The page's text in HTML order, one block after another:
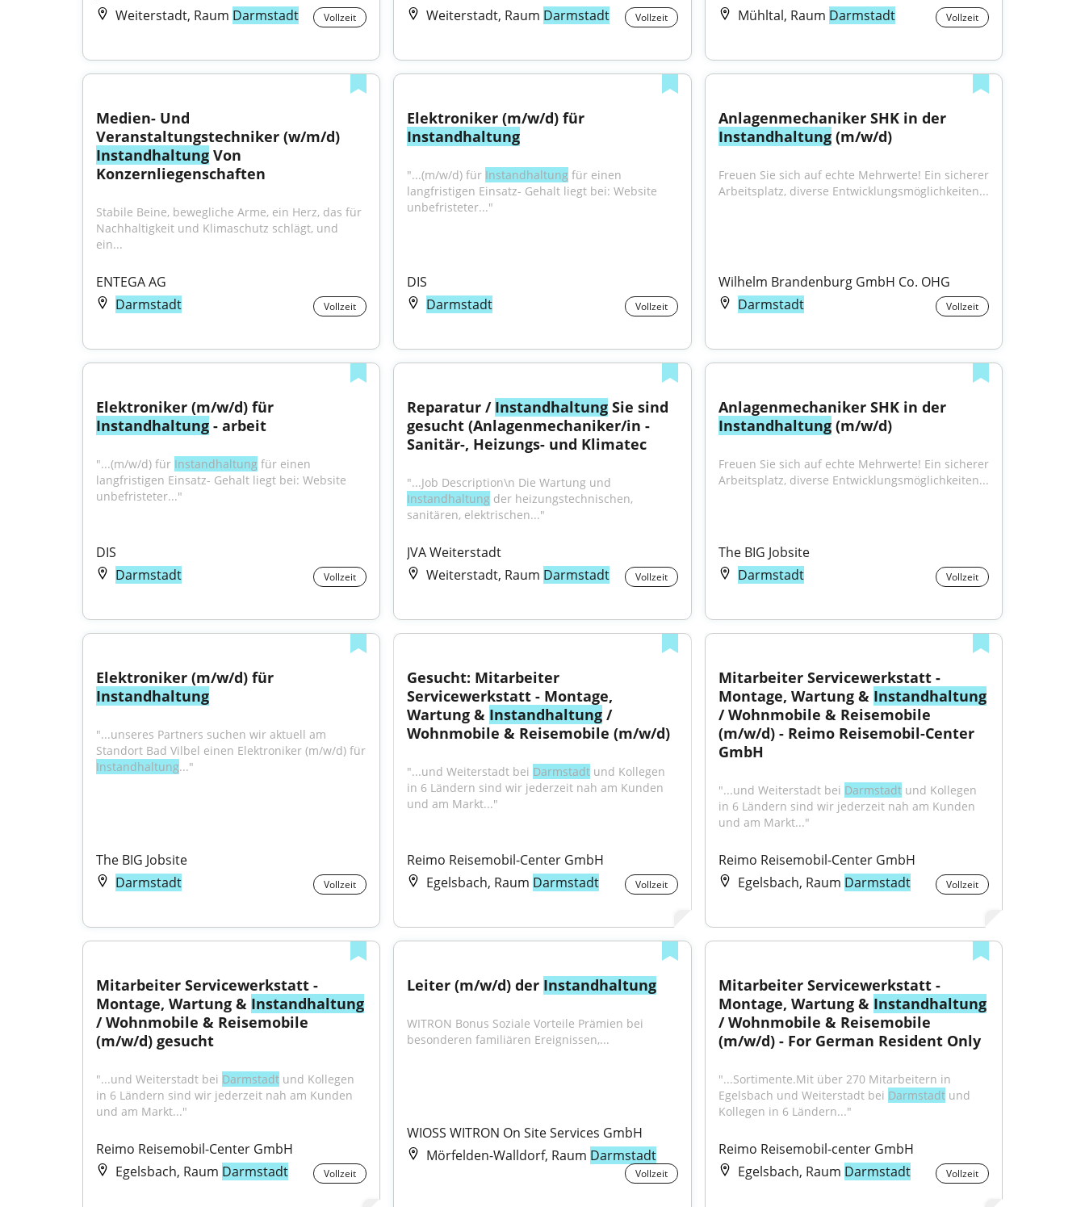
Weiterstadt, Raum Darmstadt Vollzeit
Weiterstadt, Raum Darmstadt Vollzeit
Mühltal, Raum Darmstadt Vollzeit
Medien- Und
Instandhaltung Von
Konzernliegenschaften
Stabile Beine, bewegliche Arme, ein Herz, das für
Nachhaltigkeit und Klimaschutz schlägt, und
ein...
ENTEGA AG
Darmstadt
Vollzeit
Instandhaltung
"...(m/w/d) für Instandhaltung für einen
langfristigen Einsatz- Gehalt liegt bei: Website
unbefristeter..."
DIS
Darmstadt
Vollzeit
Anlagenmechaniker SHK in der
Instandhaltung (m/w/d)
Freuen Sie sich auf echte Mehrwerte! Ein sicherer
Arbeitsplatz, diverse Entwicklungsmöglichkeiten...
Wilhelm Brandenburg GmbH Co. OHG
Darmstadt
Vollzeit
Instandhaltung - arbeit
"...(m/w/d) für Instandhaltung für einen
langfristigen Einsatz- Gehalt liegt bei: Website
unbefristeter..."
DIS
Darmstadt
Vollzeit
Reparatur / Instandhaltung Sie sind
gesucht (Anlagenmechaniker/in -
Sanitär-, Heizungs- und Klimatec
Instandhaltung der heizungstechnischen,
sanitären, elektrischen..."
JVA Weiterstadt
Weiterstadt, Raum Darmstadt Vollzeit
Anlagenmechaniker SHK in der
Instandhaltung (m/w/d)
Freuen Sie sich auf echte Mehrwerte! Ein sicherer
Arbeitsplatz, diverse Entwicklungsmöglichkeiten...
The BIG Jobsite
Darmstadt
Vollzeit
Instandhaltung
"...unseres Partners suchen wir aktuell am
Instandhaltung..."
The BIG Jobsite
Darmstadt
Vollzeit
Gesucht: Mitarbeiter
Servicewerkstatt - Montage,
Wartung & Instandhaltung /
Wohnmobile & Reisemobile (m/w/d)
"...und Weiterstadt bei Darmstadt und Kollegen
in 6 Ländern sind wir jederzeit nah am Kunden
und am Markt..."
Reimo Reisemobil-Center GmbH
Egelsbach, Raum Darmstadt Vollzeit
Mitarbeiter Servicewerkstatt -
Montage, Wartung & Instandhaltung
/ Wohnmobile & Reisemobile
(m/w/d) - Reimo Reisemobil-Center
GmbH
"...und Weiterstadt bei Darmstadt und Kollegen
in 6 Ländern sind wir jederzeit nah am Kunden
und am Markt..."
Reimo Reisemobil-Center GmbH
Egelsbach, Raum Darmstadt Vollzeit
Mitarbeiter Servicewerkstatt -
Montage, Wartung & Instandhaltung
/ Wohnmobile & Reisemobile
(m/w/d) gesucht
"...und Weiterstadt bei Darmstadt und Kollegen
in 6 Ländern sind wir jederzeit nah am Kunden
und am Markt..."
Reimo Reisemobil-Center GmbH
Egelsbach, Raum Darmstadt Vollzeit
Leiter (m/w/d) der Instandhaltung
WITRON Bonus Soziale Vorteile Prämien bei
besonderen familiären Ereignissen,...
WIOSS WITRON On Site Services GmbH
Mörfelden-Walldorf, Raum Darmstadt
Vollzeit
Mitarbeiter Servicewerkstatt -
Montage, Wartung & Instandhaltung
/ Wohnmobile & Reisemobile
(m/w/d) - For German Resident Only
"...Sortimente.Mit über 270 Mitarbeitern in
Egelsbach und Weiterstadt bei Darmstadt und
Kollegen in 6 Ländern..."
Reimo Reisemobil-center GmbH
Egelsbach, Raum Darmstadt Vollzeit